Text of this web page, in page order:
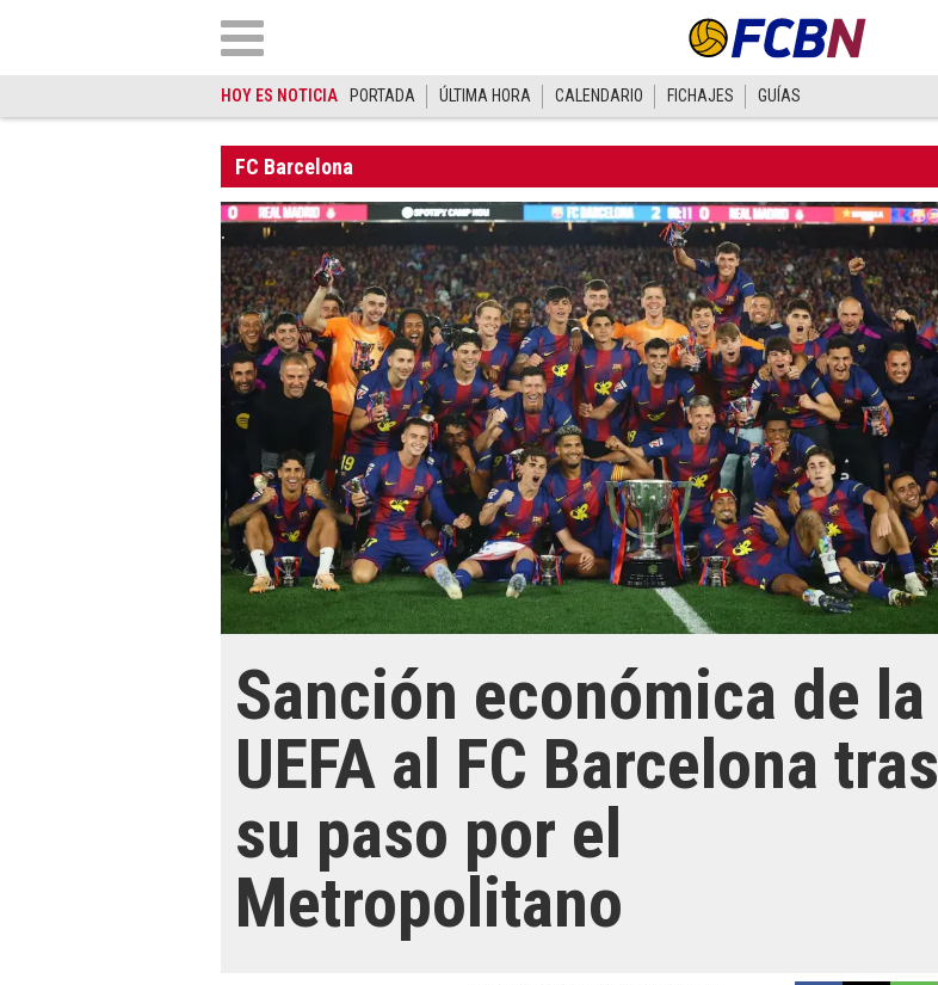
HOY ES NOTICIA PORTADA ÚLTIMA HORA CALENDARIO FICHAJES GUÍAS
FC Barcelona
Sanción económica de la
UEFA al FC Barcelona tras
su paso por el
Metropolitano